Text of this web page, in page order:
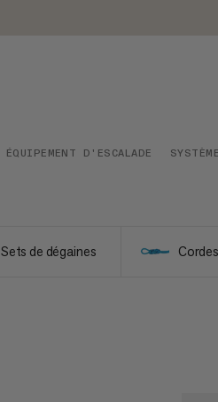
ÉQUIPEMENT D'ESCALADE
Sets de dégaines Cordes